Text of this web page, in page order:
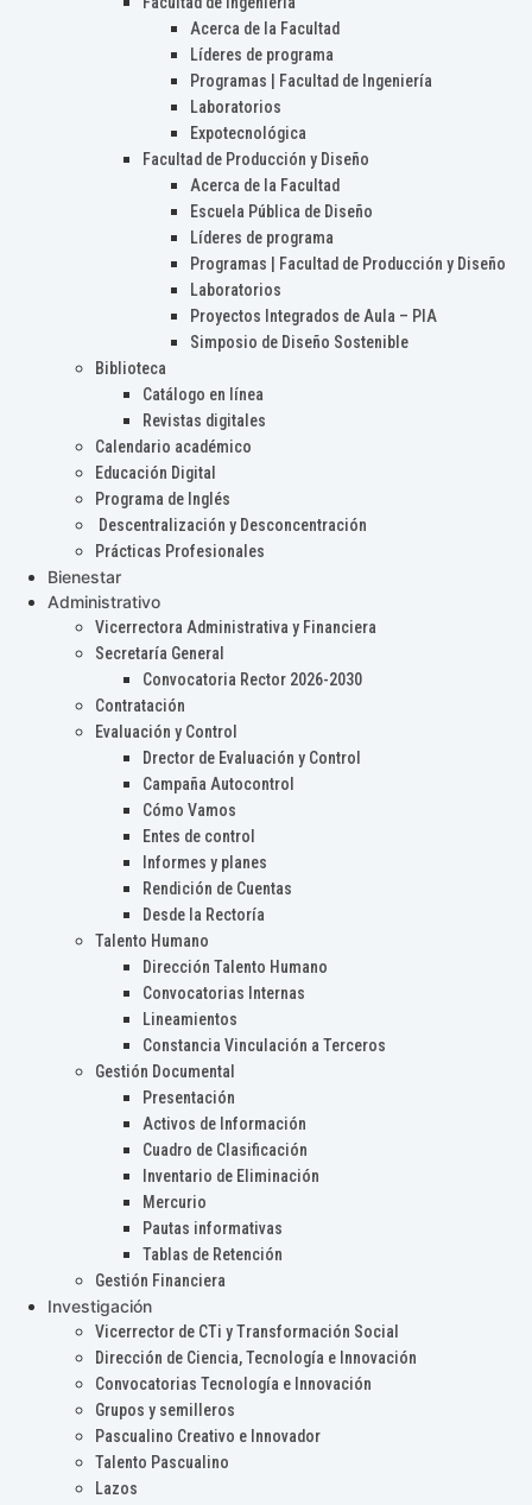
Acerca de la Facultad
Líderes de programa
Programas | Facultad de Ingeniería
Laboratorios
Expotecnológica
Facultad de Producción y Diseño
Acerca de la Facultad
Escuela Pública de Diseño
Líderes de programa
Programas | Facultad de Producción y Diseño
Laboratorios
Proyectos Integrados de Aula – PIA
Simposio de Diseño Sostenible
Biblioteca
Catálogo en línea
Revistas digitales
Calendario académico
Educación Digital
Programa de Inglés
Descentralización y Desconcentración
Prácticas Profesionales
Bienestar
Administrativo
Vicerrectora Administrativa y Financiera
Secretaría General
Convocatoria Rector 2026-2030
Contratación
Evaluación y Control
Drector de Evaluación y Control
Campaña Autocontrol
Cómo Vamos
Entes de control
Informes y planes
Rendición de Cuentas
Desde la Rectoría
Talento Humano
Dirección Talento Humano
Convocatorias Internas
Lineamientos
Constancia Vinculación a Terceros
Gestión Documental
Presentación
Activos de Información
Cuadro de Clasificación
Inventario de Eliminación
Mercurio
Pautas informativas
Tablas de Retención
Gestión Financiera
Investigación
Vicerrector de CTi y Transformación Social
Dirección de Ciencia, Tecnología e Innovación
Convocatorias Tecnología e Innovación
Grupos y semilleros
Pascualino Creativo e Innovador
Talento Pascualino
Lazos